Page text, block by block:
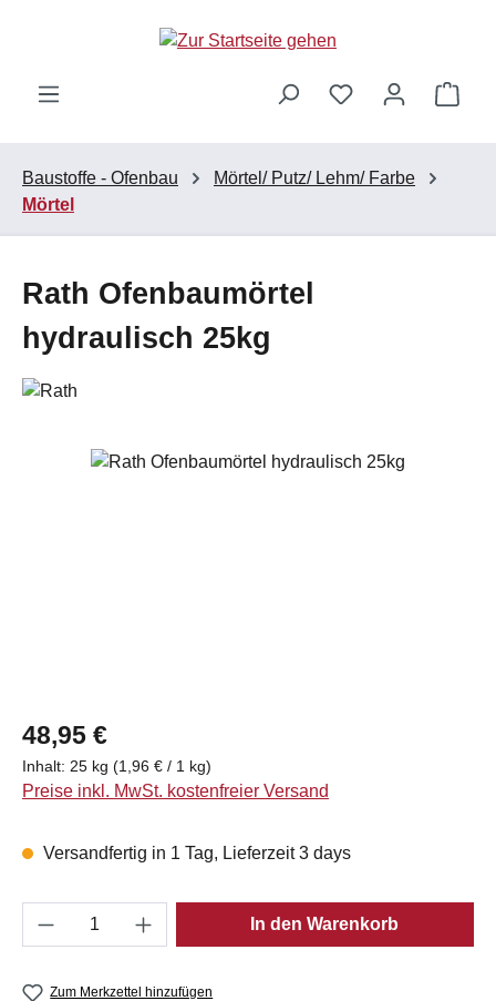
Zum Hauptinhalt springen
Baustoffe - Ofenbau
Mörtel/ Putz/ Lehm/ Farbe
Mörtel
Rath Ofenbaumörtel
hydraulisch 25kg
Bildergalerie überspringen
Regulärer Preis:
48,95 €
Inhalt: 25 kg (1,96 € / 1 kg)
Preise inkl. MwSt. kostenfreier Versand
Versandfertig in 1 Tag, Lieferzeit 3 days
Produkt Anzahl: Gib den gewünschten
In den Warenkorb
Zum Merkzettel hinzufügen